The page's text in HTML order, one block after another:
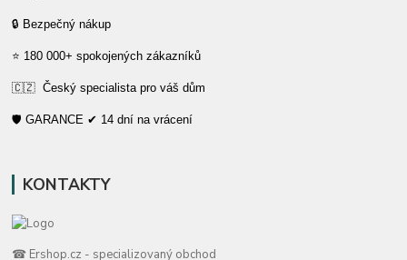
🔒 Bezpečný nákup
⭐ 180 000+ spokojených zákazníků
🇨🇿 Český specialista pro váš dům
🛡️ GARANCE ✔ 14 dní na vrácení
KONTAKTY
☎ Ershop.cz - specializovaný obchod